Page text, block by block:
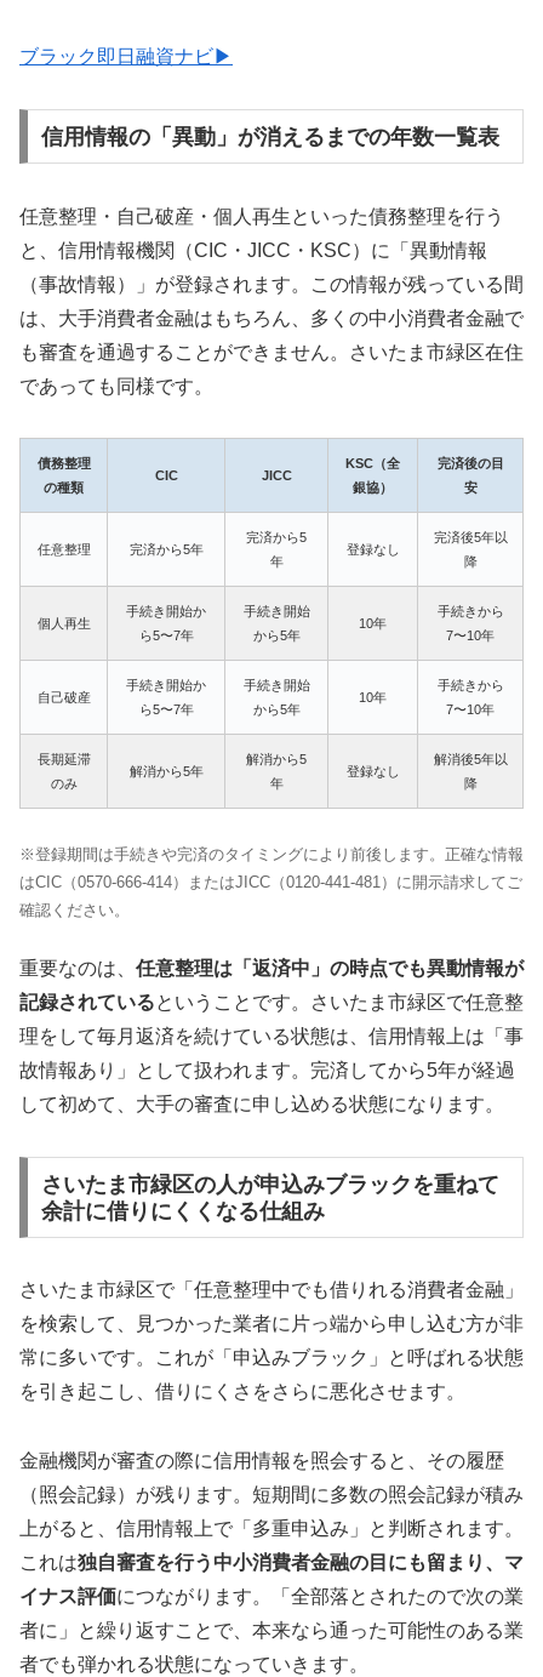
ブラック即日融資ナビ▶
信用情報の「異動」が消えるまでの年数一覧表
任意整理・自己破産・個人再生といった債務整理を行う
と、信用情報機関（CIC・JICC・KSC）に「異動情報
（事故情報）」が登録されます。この情報が残っている間
は、大手消費者金融はもちろん、多くの中小消費者金融で
も審査を通過することができません。さいたま市緑区在住
であっても同様です。
債務整理
の種類
CIC JICC
KSC（全
銀協）
完済後の目
安
任意整理 完済から5年
完済から5
年
登録なし
完済後5年以
降
個人再生
手続き開始か
ら5〜7年
手続き開始
から5年
10年
手続きから
7〜10年
自己破産
手続き開始か
ら5〜7年
手続き開始
から5年
10年
手続きから
7〜10年
長期延滞
のみ
解消から5年
解消から5
年
登録なし
解消後5年以
降
※登録期間は手続きや完済のタイミングにより前後します。正確な情報
はCIC（0570-666-414）またはJICC（0120-441-481）に開示請求してご
確認ください。
重要なのは、 任意整理は「返済中」の時点でも異動情報が
記録されているということです。さいたま市緑区で任意整
理をして毎月返済を続けている状態は、信用情報上は「事
故情報あり」として扱われます。完済してから5年が経過
して初めて、大手の審査に申し込める状態になります。
さいたま市緑区の人が申込みブラックを重ねて
余計に借りにくくなる仕組み
さいたま市緑区で「任意整理中でも借りれる消費者金融」
を検索して、見つかった業者に片っ端から申し込む方が非
常に多いです。これが「申込みブラック」と呼ばれる状態
を引き起こし、借りにくさをさらに悪化させます。
金融機関が審査の際に信用情報を照会すると、その履歴
（照会記録）が残ります。短期間に多数の照会記録が積み
上がると、信用情報上で「多重申込み」と判断されます。
これは独自審査を行う中小消費者金融の目にも留まり、マ
イナス評価につながります。「全部落とされたので次の業
者に」と繰り返すことで、本来なら通った可能性のある業
者でも弾かれる状態になっていきます。